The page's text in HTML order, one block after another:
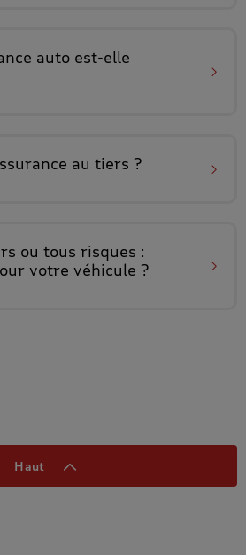
auto est-elle
au tiers ?
ou tous risques :
votre véhicule ?
Haut